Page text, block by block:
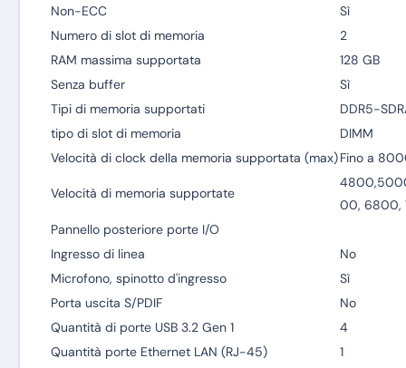
Non-ECC
Sì
Numero di slot di memoria
2
RAM massima supportata
128 GB
Senza buffer
Sì
Tipi di memoria supportati
DDR5-
tipo di slot di memoria
DIMM
Velocità di clock della memoria supportata (max)Fino a
Velocità di memoria supportate
00, 6800,
Pannello posteriore porte I/O
Ingresso di linea
No
Microfono, spinotto d'ingresso
Sì
Porta uscita S/PDIF
No
Quantità di porte USB 3.2 Gen 1
4
Quantità porte Ethernet LAN (RJ-45)
1